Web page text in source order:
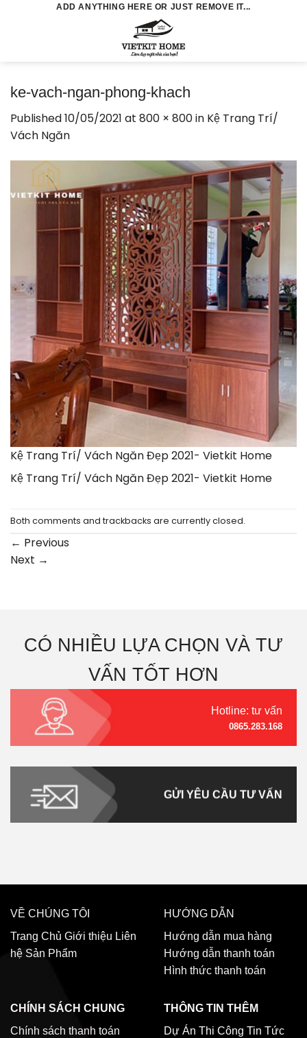
ADD ANYTHING HERE OR JUST REMOVE IT...
ke-vach-ngan-phong-khach
Published10/05/2021 at 800 × 800in Kệ Trang Trí/
Vách Ngăn
Kệ Trang Trí/ Vách Ngăn Đẹp 2021- Vietkit Home
Kệ Trang Trí/ Vách Ngăn Đẹp 2021- Vietkit Home
Both comments and trackbacks are currently closed.
← Previous
Next →
CÓ NHIỀU LỰA CHỌN VÀ TƯ
VẤN TỐT HƠN
Hotline: tư vấn
0865.283.168
GỬI YÊU CẦU TƯ VẤN
VỀ CHÚNG TÔI
Trang Chủ Giới thiệu Liên
hệ Sản Phẩm
HƯỚNG DẪN
Hướng dẫn mua hàng
Hướng dẫn thanh toán
Hình thức thanh toán
CHÍNH SÁCH CHUNG
Chính sách thanh toán
THÔNG TIN THÊM
Dự Án Thi Công Tin Tức